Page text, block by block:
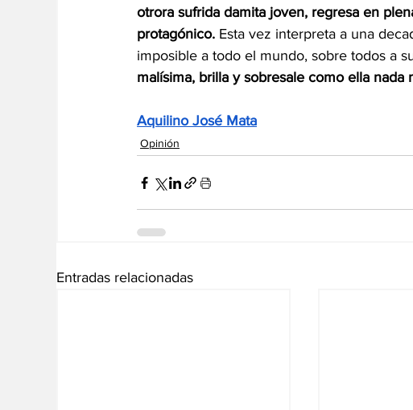
otrora sufrida damita joven, regresa en
protagónico. Esta vez interpreta a una
imposible a todo el mundo, sobre todos a
malísima, brilla y sobresale como ella nada
Aquilino José Mata
Opinión
Entradas relacionadas